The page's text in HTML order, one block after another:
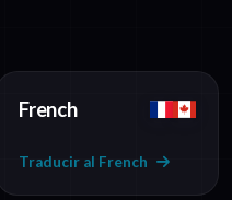
French
Traducir al French